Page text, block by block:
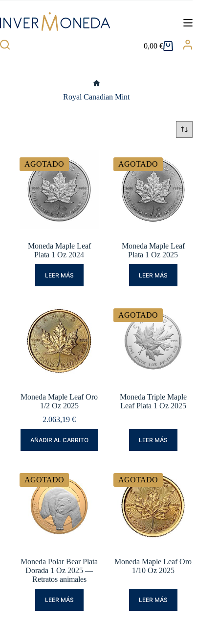
contenido
Carro
0,00€
Royal Canadian Mint
AGOTADO
Moneda Maple Leaf
Plata 1 Oz 2024
LEER MÁS
AGOTADO
Moneda Maple Leaf
Plata 1 Oz 2025
LEER MÁS
Moneda Maple Leaf Oro
1/2 Oz 2025
2.063,19€
AÑADIR AL CARRITO
AGOTADO
Moneda Triple Maple
Leaf Plata 1 Oz 2025
LEER MÁS
AGOTADO
Moneda Polar Bear Plata
Dorada 1 Oz 2025 —
Retratos animales
LEER MÁS
AGOTADO
Moneda Maple Leaf Oro
1/10 Oz 2025
LEER MÁS